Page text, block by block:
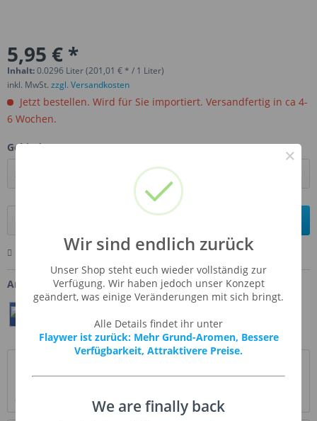
5,95 € *
Inhalt:0.0296 Liter (201,01 € * / 1 Liter)
inkl. MwSt. zzgl. Versandkosten
Jetzt bestellen. Wird für Sie importiert. Versandfertig in ca 4-
6 Wochen.
Gebinde:
In den
Bewerten Fragen zum Artikel
Artikel-Nr.: FW-MICH
aromatischer Kakaogeschmack, der den Geschmack...
×
Wir sind endlich zurück
Unser Shop steht euch wieder vollständig zur
Verfügung. Wir haben jedoch unser Konzept
geändert, was einige Veränderungen mit sich bringt.
Alle Details findet ihr unter
Flaywer ist zurück: Mehr Grund-Aromen, Bessere
Verfügbarkeit, Attraktivere Preise.
We are finally back